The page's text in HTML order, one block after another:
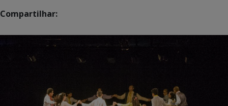
Compartilhar: